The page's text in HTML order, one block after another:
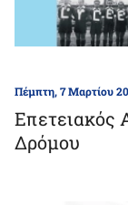
Πέμπτη, 7 Μαρτίου
Δρόμου